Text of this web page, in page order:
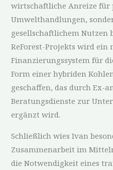
wirtschaftliche Anreize für
Umwelthandlungen,
gesellschaftlichem Nutzen
ReForest-Projekts wird ein
Finanzierungssystem für
Form einer hybriden
geschaffen, das durch Ex-
Beratungsdienste zur
ergänzt wird.
Schließlich wies Ivan
Zusammenarbeit im
die Notwendigkeit eines